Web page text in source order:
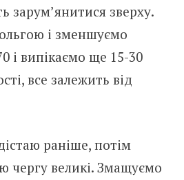
зарум’янитися зверху.
і зменшуємо
і випікаємо ще 15-30
все залежить від
раніше, потім
чергу великі. Змащуємо